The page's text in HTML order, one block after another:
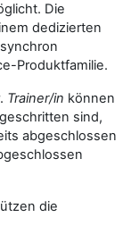
Die
dedizierten
Produktfamilie.
Trainer/in können
sind,
abgeschlossen
die